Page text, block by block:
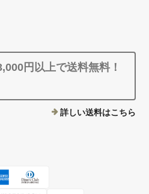
円以上で送料無料！
詳しい送料はこちら